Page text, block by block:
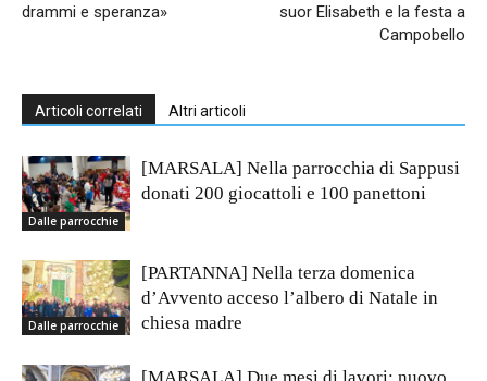
drammi e speranza»
suor Elisabeth e la festa a
Campobello
Articoli correlati Altri articoli
Dalle parrocchie
[MARSALA] Nella parrocchia di Sappusi
donati 200 giocattoli e 100 panettoni
Dalle parrocchie
[PARTANNA] Nella terza domenica
d’Avvento acceso l’albero di Natale in
chiesa madre